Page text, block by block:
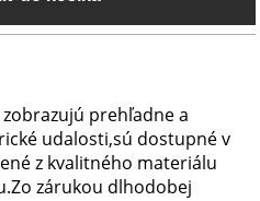
prehľadne a
udalosti,sú dostupné v
z kvalitného materiálu
zárukou dlhodobej